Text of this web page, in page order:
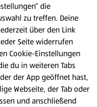
die
zu treffen. Deine
über den Link
Seite widerrufen
Cookie-Einstellungen
du in weiteren Tabs
der App geöffnet hast,
Webseite, der Tab oder
und anschließend